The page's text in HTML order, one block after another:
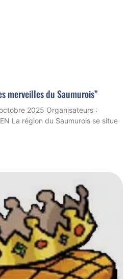
merveilles du Saumurois”
2025 Organisateurs :
La région du Saumurois se situe